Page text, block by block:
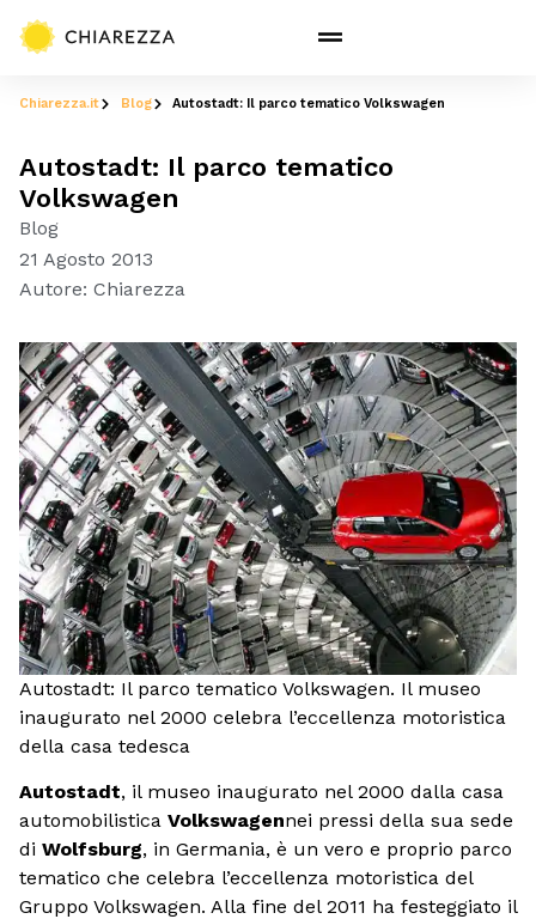
Chiarezza.it Blog Autostadt: Il parco tematico Volkswagen
Autostadt: Il parco tematico
Volkswagen
Blog
21 Agosto 2013
Autore: Chiarezza
Autostadt: Il parco tematico Volkswagen. Il museo
inaugurato nel 2000 celebra l’eccellenza motoristica
della casa tedesca
Autostadt, il museo inaugurato nel 2000 dalla casa
automobilistica Volkswagennei pressi della sua sede
di Wolfsburg, in Germania, è un vero e proprio parco
tematico che celebra l’eccellenza motoristica del
Gruppo Volkswagen. Alla fine del 2011 ha festeggiato il